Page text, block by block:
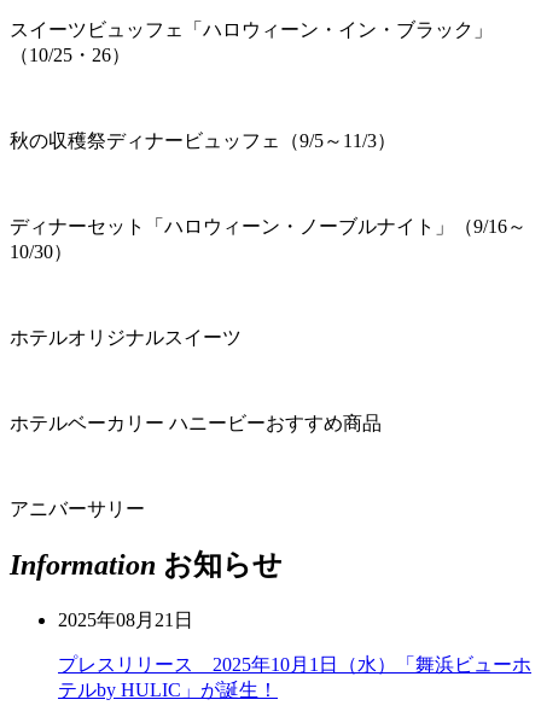
スイーツビュッフェ「ハロウィーン・イン・ブラック」
（10/25・26）
秋の収穫祭ディナービュッフェ（9/5～11/3）
ディナーセット「ハロウィーン・ノーブルナイト」（9/16～
10/30）
ホテルオリジナルスイーツ
ホテルベーカリー ハニービーおすすめ商品
アニバーサリー
Information お知らせ
2025年08月21日
プレスリリース 2025年10月1日（水）「舞浜ビューホ
テルby HULIC」が誕生！